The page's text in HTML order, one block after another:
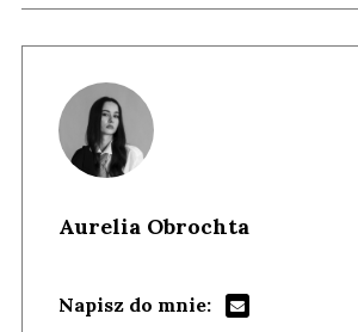
Aurelia Obrochta
Napisz do mnie: